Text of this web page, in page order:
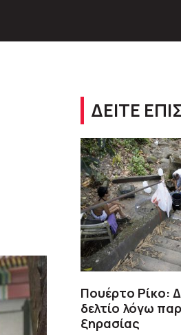
ΔΕΙΤΕ
Πουέρτο Ρίκο:
δελτίο λόγω
ξηρασίας